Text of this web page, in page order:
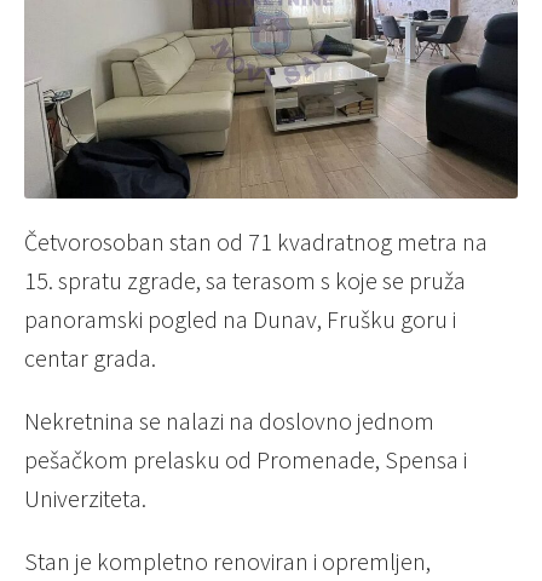
Četvorosoban stan od 71 kvadratnog metra na
15. spratu zgrade, sa terasom s koje se pruža
panoramski pogled na Dunav, Frušku goru i
centar grada.
Nekretnina se nalazi na doslovno jednom
pešačkom prelasku od Promenade, Spensa i
Univerziteta.
Stan je kompletno renoviran i opremljen,